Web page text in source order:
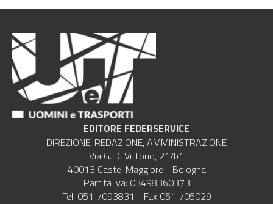
EDITORE FEDERSERVICE
DIREZIONE, REDAZIONE, AMMINISTRAZIONE
Via G. Di Vittorio, 21/b1
40013 Castel Maggiore - Bologna
Partita Iva: 03498360373
Tel. 051 7093831 - Fax 051 705029